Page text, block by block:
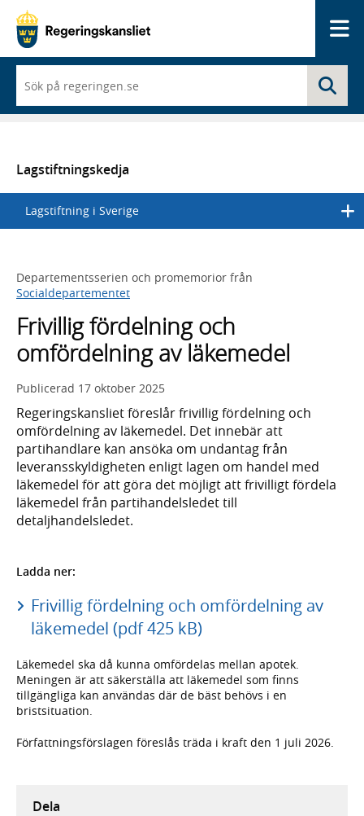
du
börjar
skriva
en
lista
med
sökförslag
Lagstiftningskedja
Lagstiftning i Sverige
Departementsserien och promemorior från
Socialdepartementet
Frivillig fördelning och
omfördelning av läkemedel
Publicerad 17 oktober 2025
Regeringskansliet föreslår frivillig fördelning och
omfördelning av läkemedel. Det innebär att
partihandlare kan ansöka om undantag från
leveransskyldigheten enligt lagen om handel med
läkemedel för att göra det möjligt att frivilligt fördela
läkemedel från partihandelsledet till
detaljhandelsledet.
Ladda ner:
Frivillig fördelning och omfördelning av
läkemedel (pdf 425 kB)
Läkemedel ska då kunna omfördelas mellan apotek.
Meningen är att säkerställa att läkemedel som finns
tillgängliga kan användas där de bäst behövs i en
bristsituation.
Författningsförslagen föreslås träda i kraft den 1 juli 2026.
Dela